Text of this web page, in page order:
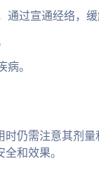
过宣通经络，缓
。
仍需注意其剂
和效果。